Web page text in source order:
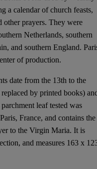
a calendar of church feasts,
other prayers. They were
Netherlands, southern
and southern England.
of production.
date from the 13th to the
by printed books)
leaf tested was
France, and contains the
to the Virgin Maria. It is
and measures 163 x